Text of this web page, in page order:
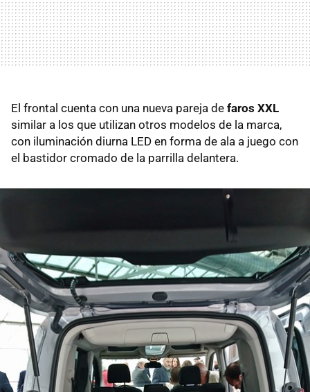
El frontal cuenta con una nueva pareja de faros XXL
similar a los que utilizan otros modelos de la marca,
con iluminación diurna LED en forma de ala a juego con
el bastidor cromado de la parrilla delantera.